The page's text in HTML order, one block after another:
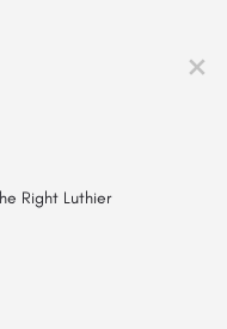
Right Luthier